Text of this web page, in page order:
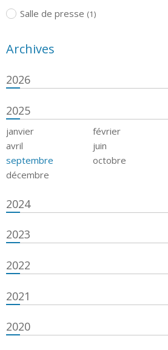
Salle de presse (1)
Archives
2026
2025
janvier février
avril
juin
septembre
octobre
décembre
2024
2023
2022
2021
2020